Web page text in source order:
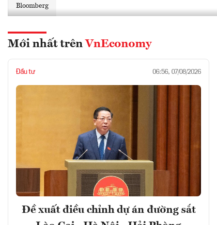
Bloomberg
Mới nhất trên VnEconomy
Đầu tư 06:56, 07/08/2026
Đề xuất điều chỉnh dự án đường sắt